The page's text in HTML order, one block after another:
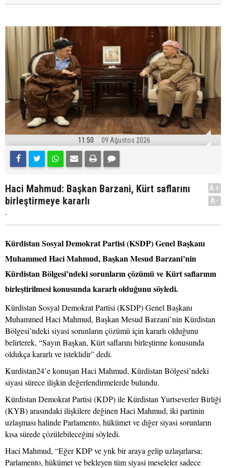
11:50 09 Ağustos 2026
Haci Mahmud: Başkan Barzani, Kürt saflarını
birleştirmeye kararlı
.
A+
A-
Kürdistan Sosyal Demokrat Partisi (KSDP) Genel Başkanı
Muhammed Haci Mahmud, Başkan Mesud Barzani’nin
Kürdistan Bölgesi’ndeki sorunların çözümü ve Kürt saflarının
birleştirilmesi konusunda kararlı olduğunu söyledi.
Kürdistan Sosyal Demokrat Partisi (KSDP) Genel Başkanı
Muhammed Haci Mahmud, Başkan Mesud Barzani’nin Kürdistan
Bölgesi’ndeki siyasi sorunların çözümü için kararlı olduğunu
belirterek, “Sayın Başkan, Kürt saflarını birleştirme konusunda
oldukça kararlı ve isteklidir” dedi.
Kurdistan24’e konuşan Haci Mahmud, Kürdistan Bölgesi’ndeki
siyasi sürece ilişkin değerlendirmelerde bulundu.
Kürdistan Demokrat Partisi (KDP) ile Kürdistan Yurtseverler Birliği
(KYB) arasındaki ilişkilere değinen Haci Mahmud, iki partinin
uzlaşması halinde Parlamento, hükümet ve diğer siyasi sorunların
kısa sürede çözülebileceğini söyledi.
Haci Mahmud, “Eğer KDP ve ynk bir araya gelip uzlaşırlarsa;
Parlamento, hükümet ve bekleyen tüm siyasi meseleler sadece